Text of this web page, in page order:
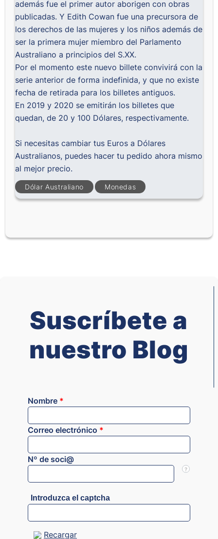
además fue el primer autor aborigen con obras
publicadas. Y Edith Cowan fue una precursora de
los derechos de las mujeres y los niños además de
ser la primera mujer miembro del Parlamento
Australiano a principios del S.XX.
Por el momento este nuevo billete convivirá con la
serie anterior de forma indefinida, y que no existe
fecha de retirada para los billetes antiguos.
En 2019 y 2020 se emitirán los billetes que
quedan, de 20 y 100 Dólares, respectivamente.
Si necesitas cambiar tus Euros a Dólares
Australianos, puedes hacer tu pedido ahora mismo
al mejor precio.
Dólar Australiano Monedas
Suscríbete a
nuestro Blog
Nombre *
Correo electrónico *
Nº de soci@
?
Introduzca el captcha
Recargar